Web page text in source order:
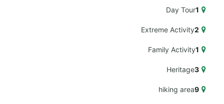
1
Day Tour
2
Extreme Activity
1
Family Activity
3
Heritage
9
hiking area